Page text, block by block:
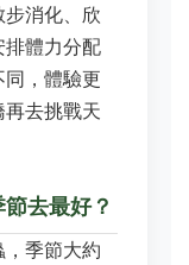
消化、欣
排體力分配
，體驗更
去挑戰天
去最好？
季節大約